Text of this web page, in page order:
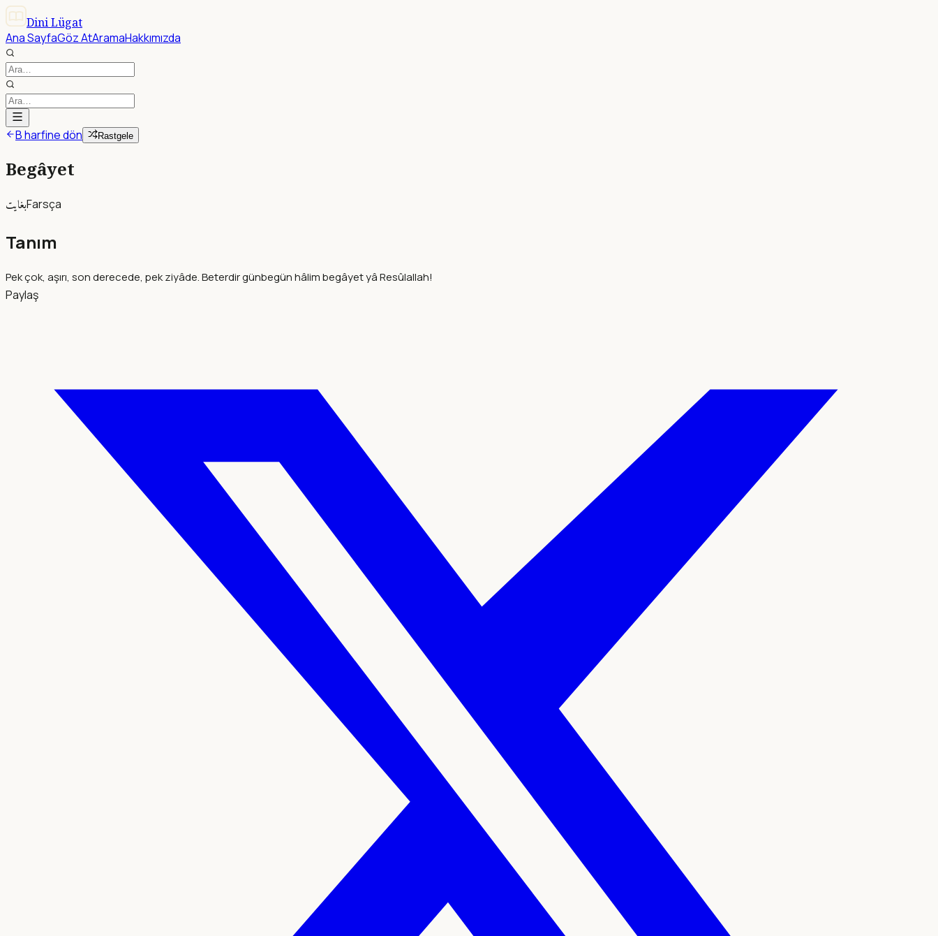
Dini Lügat
Ana SayfaGöz AtAramaHakkımızda
B harfine dön Rastgele
Begâyet
بغايتFarsça
Tanım
Pek çok, aşırı, son derecede, pek ziyâde. Beterdir günbegün hâlim begâyet yâ Resûlallah!
Paylaş